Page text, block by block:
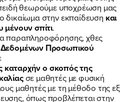
θεωρούμε υποχρέωση μας
δικαίωμα στην εκπαίδευση και
μένουν σπίτι.
παραπληροφόρησης, χθες
Προσωπικού
καταρχήν ο σκοπός της
σε μαθητές με φυσική
μαθητές με τη μέθοδο της εξ
όπως προβλέπεται στην